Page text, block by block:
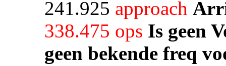
241.925 approach
338.475 ops Is geen
geen bekende freq